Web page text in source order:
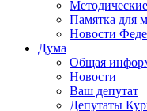
Памятка для
Новости
Дума
Общая
Новости
Ваш депутат
Депутаты